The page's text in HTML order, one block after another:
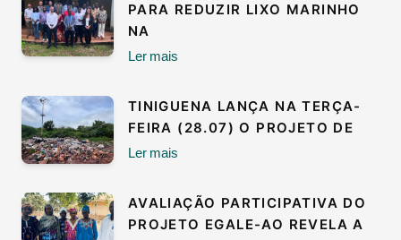
PARA REDUZIR LIXO MARINHO
NA
Ler mais
TINIGUENA LANÇA NA TERÇA-
FEIRA (28.07) O PROJETO DE
Ler mais
AVALIAÇÃO PARTICIPATIVA DO
PROJETO EGALE-AO REVELA A